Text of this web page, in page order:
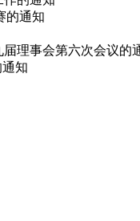
的通知
理事会第六次会议的
知